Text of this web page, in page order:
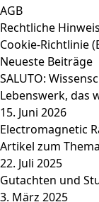
AGB
Rechtliche
Cookie-Richtlinie
Neueste Beiträge
SALUTO:
Lebenswerk, das
15. Juni 2026
Electromagnetic
Artikel zum Thema
22. Juli 2025
Gutachten und
3. März 2025